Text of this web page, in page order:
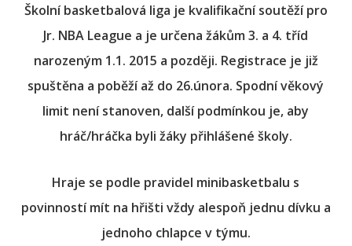
Školní basketbalová liga je kvalifikační soutěží pro
Jr. NBA League a je určena žákům 3. a 4. tříd
narozeným 1.1. 2015 a později. Registrace je již
spuštěna a poběží až do 26.února. Spodní věkový
limit není stanoven, další podmínkou je, aby
hráč/hráčka byli žáky přihlášené školy.
Hraje se podle pravidel minibasketbalu s
povinností mít na hřišti vždy alespoň jednu dívku a
jednoho chlapce v týmu.